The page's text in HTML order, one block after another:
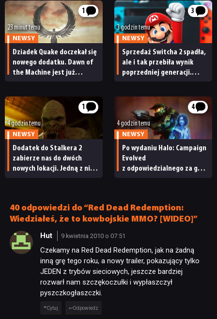
1
23 minut temu
NEWSY
Dziadek Quake doczekał się
nowego dodatku. Dawn of
the Machine jest już
3
3 godzin temu
NEWSY
Sprzedaż Switcha 2 spadła,
ale i tak przebiła wynik
poprzedniej generacji.
1
4 godzin temu
NEWSY
Dodatek do Stalkera 2
zabierze nas do dwóch
nowych lokacji. Jedną z nich
4
4 godzin temu
NEWSY
Po wydaniu Halo: Campaign
Evolved
z odpowiedzialnego za grę
40 odpowiedzi do “Red Dead Redemption:
Wiedziałeś, że to kowbojskie MMO? [WIDEO]”
Hut 9 kwietnia 2010 o 07:51
Czekamy na Red Dead Redemption, jak na żadną
inną grę tego roku, a nowy trailer, pokazujący tylko
JEDEN z trybów sieciowych, jeszcze bardziej
rozwarł nam szczękoczułki i wypłaszczył
pyszczkogłaszczki.
Cytuj Odpowiedz